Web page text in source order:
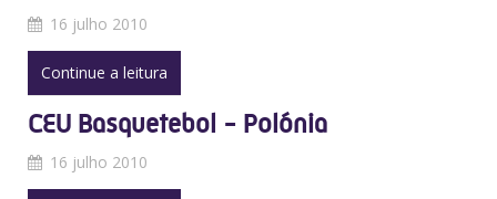
16 julho 2010
Continue a leitura
CEU Basquetebol - Polónia
16 julho 2010